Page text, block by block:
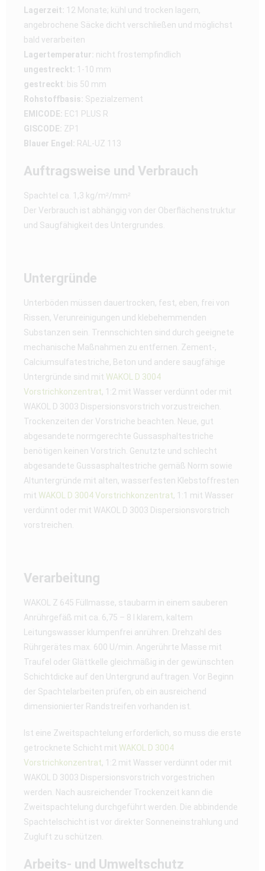
Lagerzeit: 12 Monate; kühl und trocken lagern,
angebrochene Säcke dicht verschließen und möglichst
bald verarbeiten
Lagertemperatur: nicht frostempfindlich
ungestreckt: 1-10 mm
gestreckt: bis 50 mm
Rohstoffbasis: Spezialzement
EMICODE: EC1 PLUS R
GISCODE: ZP1
Blauer Engel: RAL-UZ 113
Auftragsweise und Verbrauch
Spachtel ca. 1,3 kg/m²/mm²
Der Verbrauch ist abhängig von der Oberflächenstruktur
und Saugfähigkeit des Untergrundes.
Untergründe
Unterböden müssen dauertrocken, fest, eben, frei von
Rissen, Verunreinigungen und klebehemmenden
Substanzen sein. Trennschichten sind durch geeignete
mechanische Maßnahmen zu entfernen. Zement-,
Calciumsulfatestriche, Beton und andere saugfähige
Untergründe sind mit WAKOL D 3004
Vorstrichkonzentrat, 1:2 mit Wasser verdünnt oder mit
WAKOL D 3003 Dispersionsvorstrich vorzustreichen.
Trockenzeiten der Vorstriche beachten. Neue, gut
abgesandete normgerechte Gussasphaltestriche
benötigen keinen Vorstrich. Genutzte und schlecht
abgesandete Gussasphaltestriche gemäß Norm sowie
Altuntergründe mit alten, wasserfesten Klebstoffresten
mit WAKOL D 3004 Vorstrichkonzentrat, 1:1 mit Wasser
verdünnt oder mit WAKOL D 3003 Dispersionsvorstrich
vorstreichen.
Verarbeitung
WAKOL Z 645 Füllmasse, staubarm in einem sauberen
Anrührgefäß mit ca. 6,75 – 8 l klarem, kaltem
Leitungswasser klumpenfrei anrühren. Drehzahl des
Rührgerätes max. 600 U/min. Angerührte Masse mit
Traufel oder Glättkelle gleichmäßig in der gewünschten
Schichtdicke auf den Untergrund auftragen. Vor Beginn
der Spachtelarbeiten prüfen, ob ein ausreichend
dimensionierter Randstreifen vorhanden ist.
Ist eine Zweitspachtelung erforderlich, so muss die erste
getrocknete Schicht mit WAKOL D 3004
Vorstrichkonzentrat, 1:2 mit Wasser verdünnt oder mit
WAKOL D 3003 Dispersionsvorstrich vorgestrichen
werden. Nach ausreichender Trockenzeit kann die
Zweitspachtelung durchgeführt werden. Die abbindende
Spachtelschicht ist vor direkter Sonneneinstrahlung und
Zugluft zu schützen.
Arbeits- und Umweltschutz